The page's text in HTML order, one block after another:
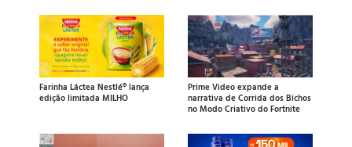
Farinha Láctea Nestlé® lança
edição limitada MILHO
Prime Video expande a
narrativa de Corrida dos Bichos
no Modo Criativo do Fortnite